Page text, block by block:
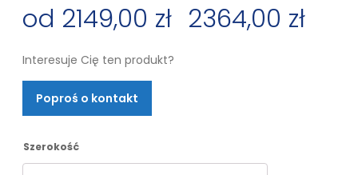
2149,00 zł 2364,00 zł
Zakres
cen:
od
2149,00 zł
Interesuje Cię ten produkt?
Poproś o kontakt
Szerokość